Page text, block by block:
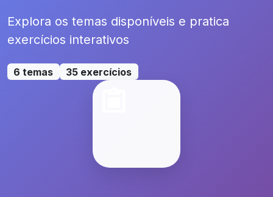
Explora os temas disponíveis e pratica
exercícios interativos
6 temas 35 exercícios